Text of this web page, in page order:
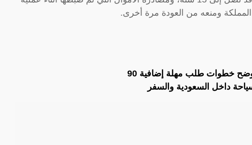
ومنعه من العودة مرة أخرى.
خطوات طلب مهلة إضافية 90
داخل السعودية والسفر